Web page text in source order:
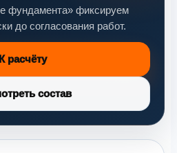
фундамента» фиксируем
до согласования работ.
К расчёту
состав